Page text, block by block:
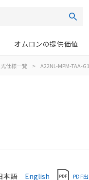
オムロンの提供価値
仕様一覧 > A22NL-MPM-TAA-
本語 English PDF